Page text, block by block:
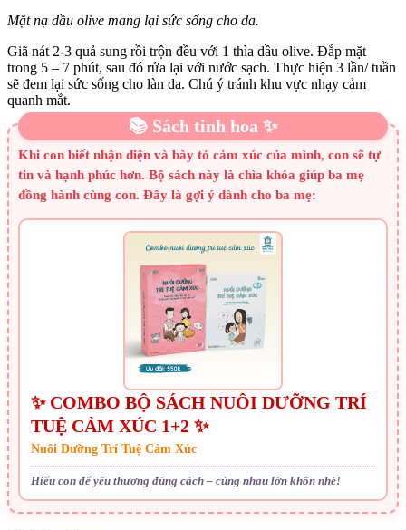
Mặt nạ dầu olive mang lại sức sống cho da.
Giã nát 2-3 quả sung rồi trộn đều với 1 thìa dầu olive. Đắp mặt
trong 5 – 7 phút, sau đó rửa lại với nước sạch. Thực hiện 3 lần/ tuần
sẽ đem lại sức sống cho làn da. Chú ý tránh khu vực nhạy cảm
quanh mắt.
📚 Sách tinh hoa ✨
Khi con biết nhận diện và bày tỏ cảm xúc của mình, con sẽ tự
tin và hạnh phúc hơn. Bộ sách này là chìa khóa giúp ba mẹ
đồng hành cùng con. Đây là gợi ý dành cho ba mẹ:
✨ COMBO BỘ SÁCH NUÔI DƯỠNG TRÍ
TUỆ CẢM XÚC 1+2 ✨
Nuôi Dưỡng Trí Tuệ Cảm Xúc
Hiểu con để yêu thương đúng cách – cùng nhau lớn khôn nhé!